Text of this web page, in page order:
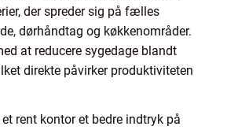
der spreder sig på fælles
dørhåndtag og køkkenområder.
at reducere sygedage blandt
direkte påvirker produktiviteten
rent kontor et bedre indtryk på